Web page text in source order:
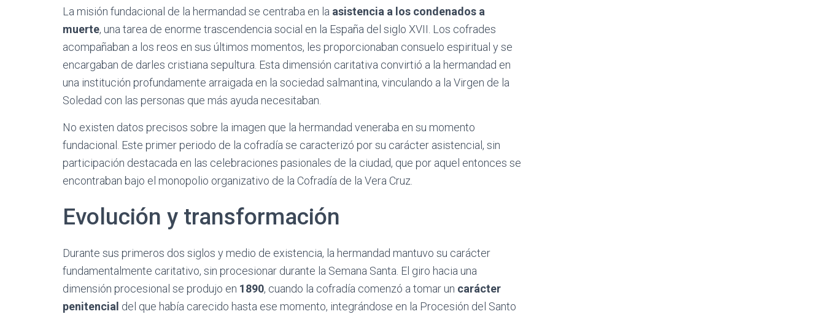
La misión fundacional de la hermandad se centraba en la asistencia a los condenados a
muerte, una tarea de enorme trascendencia social en la España del siglo XVII. Los cofrades
acompañaban a los reos en sus últimos momentos, les proporcionaban consuelo espiritual y se
encargaban de darles cristiana sepultura. Esta dimensión caritativa convirtió a la hermandad en
una institución profundamente arraigada en la sociedad salmantina, vinculando a la Virgen de la
Soledad con las personas que más ayuda necesitaban.
No existen datos precisos sobre la imagen que la hermandad veneraba en su momento
fundacional. Este primer periodo de la cofradía se caracterizó por su carácter asistencial, sin
participación destacada en las celebraciones pasionales de la ciudad, que por aquel entonces se
encontraban bajo el monopolio organizativo de la Cofradía de la Vera Cruz.
Evolución y transformación
Durante sus primeros dos siglos y medio de existencia, la hermandad mantuvo su carácter
fundamentalmente caritativo, sin procesionar durante la Semana Santa. El giro hacia una
dimensión procesional se produjo en 1890, cuando la cofradía comenzó a tomar un carácter
penitencial del que había carecido hasta ese momento, integrándose en la Procesión del Santo